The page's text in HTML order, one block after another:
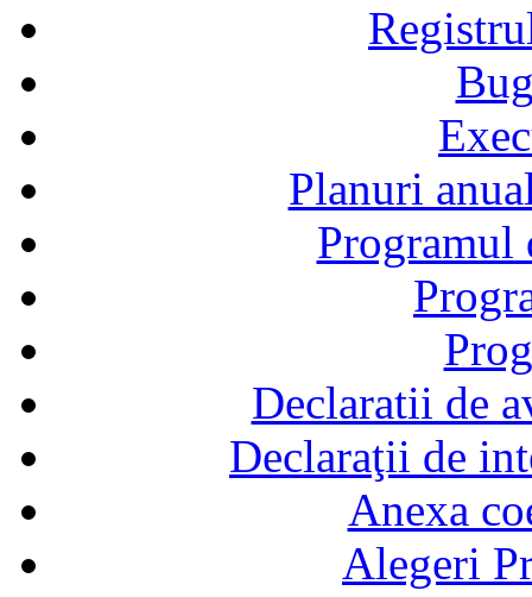
Planuri
Declaratii de
Declaraţii de
Anexa
Alegeri